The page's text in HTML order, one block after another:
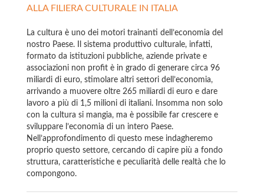
ALLA FILIERA CULTURALE IN ITALIA
La cultura è uno dei motori trainanti dell’economia del
nostro Paese. Il sistema produttivo culturale, infatti,
formato da istituzioni pubbliche, aziende private e
associazioni non profit è in grado di generare circa 96
miliardi di euro, stimolare altri settori dell’economia,
arrivando a muovere oltre 265 miliardi di euro e dare
lavoro a più di 1,5 milioni di italiani. Insomma non solo
con la cultura si mangia, ma è possibile far crescere e
sviluppare l’economia di un intero Paese.
Nell’approfondimento di questo mese indagheremo
proprio questo settore, cercando di capire più a fondo
struttura, caratteristiche e peculiarità delle realtà che lo
compongono.